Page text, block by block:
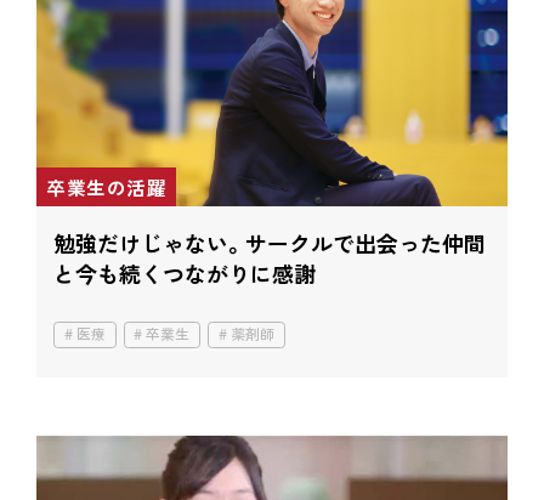
卒業生の活躍
勉強だけじゃない。 サークルで出会った仲間
と今も続くつながりに感謝
医療 卒業生 薬剤師